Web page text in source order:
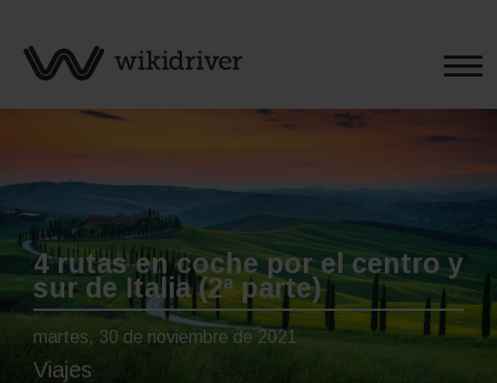
4 rutas en coche por el centro y
sur de Italia (2ª parte)
martes, 30 de noviembre de 2021
Viajes